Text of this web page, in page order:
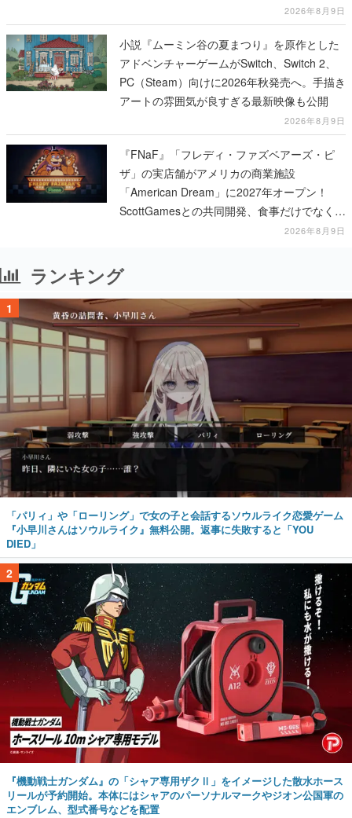
2026年8月9日
小説『ムーミン谷の夏まつり』を原作とした
アドベンチャーゲームがSwitch、Switch 2、
PC（Steam）向けに2026年秋発売へ。手描き
アートの雰囲気が良すぎる最新映像も公開
2026年8月9日
『FNaF』「フレディ・ファズベアーズ・ピ
ザ」の実店舗がアメリカの商業施設
「American Dream」に2027年オープン！
ScottGamesとの共同開発、食事だけでなくス
テージショーや没入型のホラー体験も楽しめ
2026年8月9日
ランキング
1
「パリィ」や「ローリング」で女の子と会話するソウルライク恋愛ゲーム
『小早川さんはソウルライク』無料公開。返事に失敗すると「YOU
DIED」
2
『機動戦士ガンダム』の「シャア専用ザクⅡ」をイメージした散水ホース
リールが予約開始。本体にはシャアのパーソナルマークやジオン公国軍の
エンブレム、型式番号などを配置